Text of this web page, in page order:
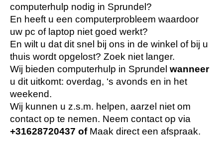
computerhulp nodig in Sprundel?
En heeft u een computerprobleem waardoor
uw pc of laptop niet goed werkt?
En wilt u dat dit snel bij ons in de winkel of bij u
thuis wordt opgelost? Zoek niet langer.
Wij bieden computerhulp in Sprundel wanneer
u dit uitkomt: overdag, ‘s avonds en in het
weekend.
Wij kunnen u z.s.m. helpen, aarzel niet om
contact op te nemen. Neem contact op via
+31628720437 of Maak direct een afspraak.